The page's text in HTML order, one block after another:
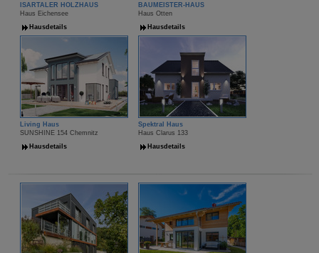
ISARTALER HOLZHAUS
Haus Eichensee
Hausdetails
BAUMEISTER-HAUS
Haus Otten
Hausdetails
Living Haus
SUNSHINE 154 Chemnitz
Hausdetails
Spektral Haus
Haus Clarus 133
Hausdetails